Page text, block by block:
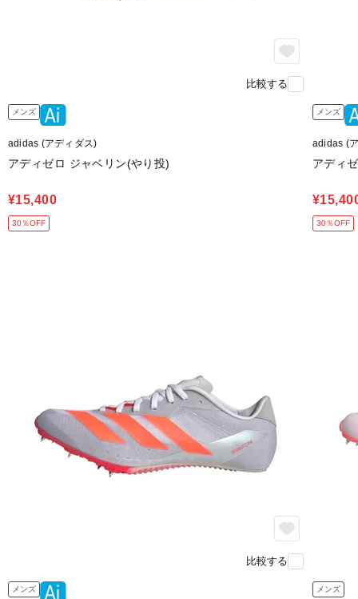
比較する
メンズ
adidas (アディダス)
アディゼロ ジャベリン(やり投)
¥15,400
30％OFF
メンズ
adidas (
アディ
30％OFF
比較する
メンズ メンズ